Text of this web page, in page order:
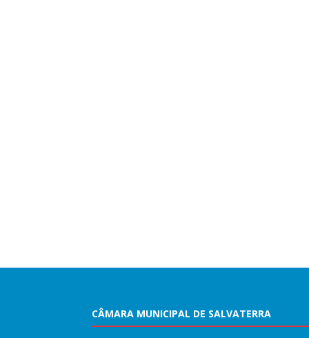
CÂMARA MUNICIPAL DE SALVATERRA